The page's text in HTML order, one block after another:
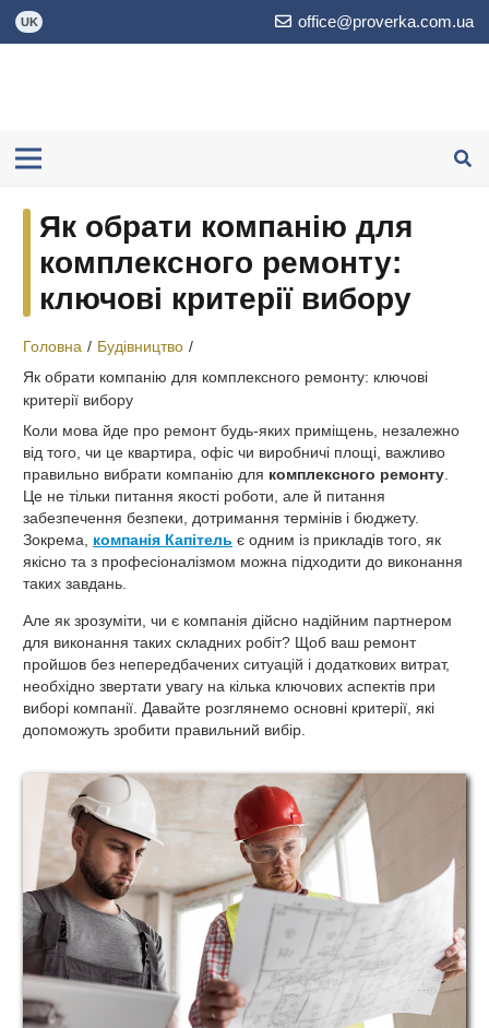
UK office@proverka.com.ua
Як обрати компанію для
комплексного ремонту:
ключові критерії вибору
Головна / Будівництво /
Як обрати компанію для комплексного ремонту: ключові
критерії вибору
Коли мова йде про ремонт будь-яких приміщень, незалежно
від того, чи це квартира, офіс чи виробничі площі, важливо
правильно вибрати компанію для комплексного ремонту
Це не тільки питання якості роботи, але й питання
забезпечення безпеки, дотримання термінів і бюджету.
Зокрема, компанія Капітель є одним із прикладів того, як
якісно та з професіоналізмом можна підходити до виконання
таких завдань.
Але як зрозуміти, чи є компанія дійсно надійним партнером
для виконання таких складних робіт? Щоб ваш ремонт
пройшов без непередбачених ситуацій і додаткових витрат,
необхідно звертати увагу на кілька ключових аспектів при
виборі компанії. Давайте розглянемо основні критерії, які
допоможуть зробити правильний вибір.